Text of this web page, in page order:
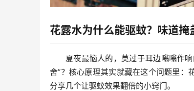
花露水为什么能驱蚊？味道掩
夏夜最恼人的，莫过于耳边嗡嗡作
舍”？ 核心原理其实就藏在这个问题里：
分享几个让驱蚊效果翻倍的小窍门。